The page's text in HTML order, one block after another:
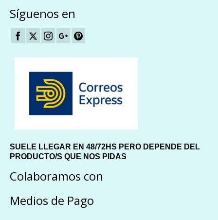
Síguenos en
SUELE LLEGAR EN 48/72HS PERO DEPENDE DEL
PRODUCTO/S QUE NOS PIDAS
Colaboramos con
Medios de Pago